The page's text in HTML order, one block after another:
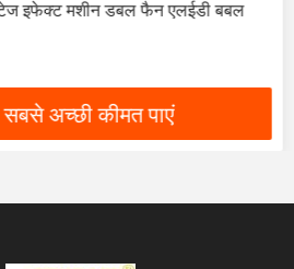
इफेक्ट मशीन डबल फैन एलईडी बबल
सबसे अच्छी कीमत पाएं